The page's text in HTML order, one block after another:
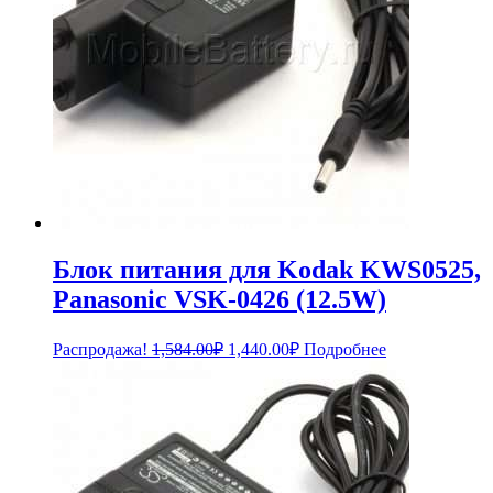
Блок питания для Kodak KWS0525,
Panasonic VSK-0426 (12.5W)
Распродажа! 1,584.00₽ Первоначальная
составляла
1,584.00₽.
1,440.00₽Текущая
цена:
1,440.00₽.
Подробнее